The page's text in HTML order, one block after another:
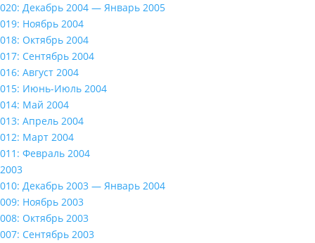
020: Декабрь 2004 — Январь 2005
019: Ноябрь 2004
018: Октябрь 2004
017: Сентябрь 2004
016: Август 2004
015: Июнь-Июль 2004
014: Май 2004
013: Апрель 2004
012: Март 2004
011: Февраль 2004
2003
010: Декабрь 2003 — Январь 2004
009: Ноябрь 2003
008: Октябрь 2003
007: Сентябрь 2003